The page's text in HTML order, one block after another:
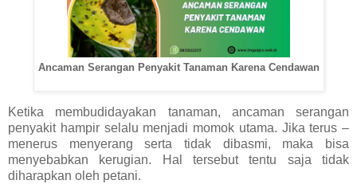
Ancaman Serangan Penyakit Tanaman Karena Cendawan
Ketika membudidayakan tanaman, ancaman serangan
penyakit hampir selalu menjadi momok utama. Jika terus –
menerus menyerang serta tidak dibasmi, maka bisa
menyebabkan kerugian. Hal tersebut tentu saja tidak
diharapkan oleh petani.